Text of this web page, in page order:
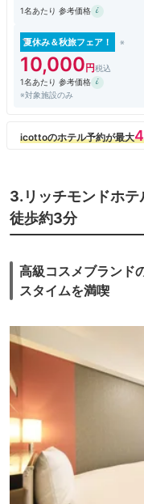
1名あたり 参考価格
夏休み＆秋旅フェア！
10,000
1名あたり 参考価格
※対象施設のみ
3.リッチモンドホテ
徒歩約3分
高級コスメブランド
スタイムを満喫